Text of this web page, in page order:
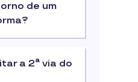
de um
a 2ª via do